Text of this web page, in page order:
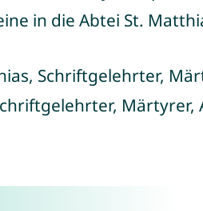
in die Abtei St.
Schriftgelehrter,
Märtyrer,